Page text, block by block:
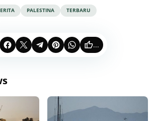
PALESTINA TERBARU
...